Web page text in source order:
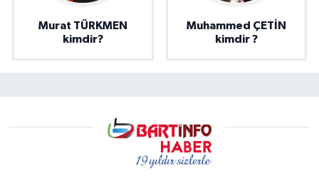
Murat TÜRKMEN
kimdir?
Muhammed ÇETİN
kimdir ?